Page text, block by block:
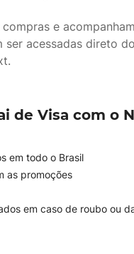
e
acessadas direto
de Visa com o
em todo o Brasil
as promoções
em caso de roubo ou